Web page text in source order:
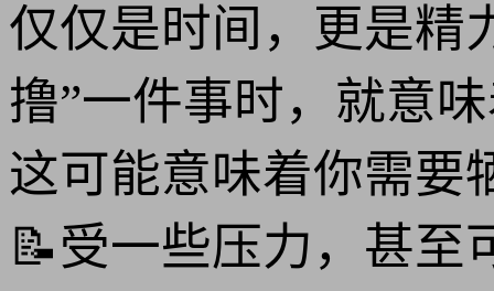
仅仅是时间，更是精
撸”一件事时，就意
这可能意味着你需要
📝受一些压力，甚至